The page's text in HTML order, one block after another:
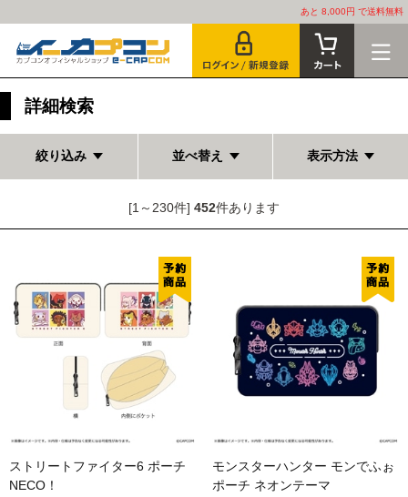
あと 8,000円 で送料無料
詳細検索
絞り込み 並べ替え 表示方法
[1～230件] 452件あります
ストリートファイター6 ポーチ
NECO！
モンスターハンター モンでふぉ
ポーチ ネオンテーマ